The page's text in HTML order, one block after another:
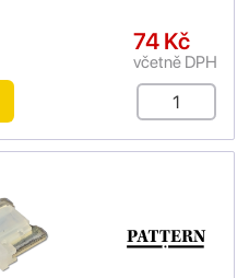
74 Kč
včetně DPH